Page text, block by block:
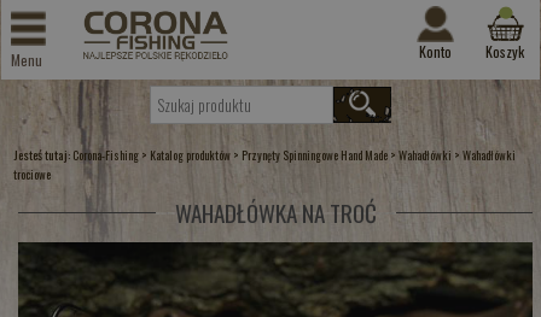
Menu Konto Koszyk
Jesteś tutaj: Corona-Fishing > Katalog produktów > Przynęty Spinningowe Hand Made >Wahadłówki >Wahadłówki
trociowe
WAHADŁÓWKA NA TROĆ